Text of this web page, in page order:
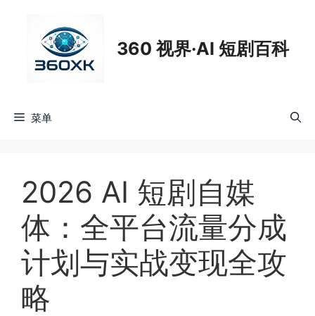
360 视界·AI 短剧百科
菜单
2026 AI 短剧自媒
体：全平台流量分成
计划与实战变现全攻
略